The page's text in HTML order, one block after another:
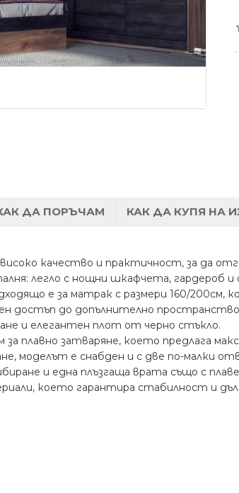
ДА ПОРЪЧАМ КАК ДА КУПЯ НА
качество и практичност, за да
легло с нощни шкафчета, гардероб и
е за матрак с размери 160/200см,
достъп до допълнително пространство
и елегантен плот от черно стъкло.
плавно затваряне, което предлага
моделът е снабден и с две по-малки
и една плъзгаща врата също с
което гарантира стабилност и